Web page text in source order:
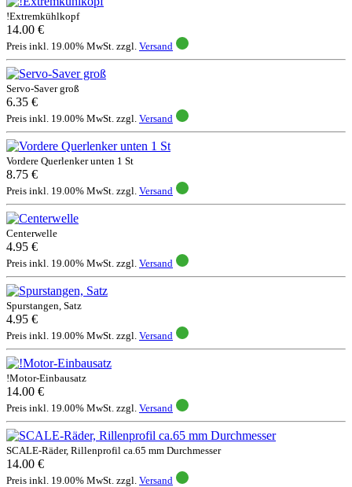
!Extremkühlkopf
14.00 €
Preis inkl. 19.00% MwSt. zzgl. Versand
Servo-Saver groß
6.35 €
Preis inkl. 19.00% MwSt. zzgl. Versand
Vordere Querlenker unten 1 St
8.75 €
Preis inkl. 19.00% MwSt. zzgl. Versand
Centerwelle
4.95 €
Preis inkl. 19.00% MwSt. zzgl. Versand
Spurstangen, Satz
4.95 €
Preis inkl. 19.00% MwSt. zzgl. Versand
!Motor-Einbausatz
14.00 €
Preis inkl. 19.00% MwSt. zzgl. Versand
SCALE-Räder, Rillenprofil ca.65 mm Durchmesser
14.00 €
Preis inkl. 19.00% MwSt. zzgl. Versand